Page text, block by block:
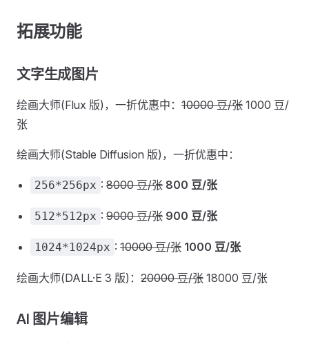
拓展功能
文字生成图片
绘画大师(Flux 版)，一折优惠中： 10000 豆/张 1000 豆/
张
绘画大师(Stable Diffusion 版)，一折优惠中：
256*256px : 8000 豆/张 800 豆/张
512*512px : 9000 豆/张 900 豆/张
1024*1024px : 10000 豆/张 1000 豆/张
绘画大师(DALL·E 3 版)： 20000 豆/张 18000 豆/张
AI 图片编辑